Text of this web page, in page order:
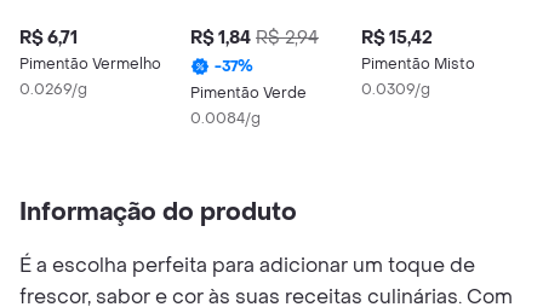
R$ 6,71
Pimentão Vermelho
0.0269/g
R$ 1,84 R$ 2,94
-37%
Pimentão Verde
0.0084/g
R$ 15,42
Pimentão Misto
0.0309/g
Informação do produto
É a escolha perfeita para adicionar um toque de
frescor, sabor e cor às suas receitas culinárias. Com